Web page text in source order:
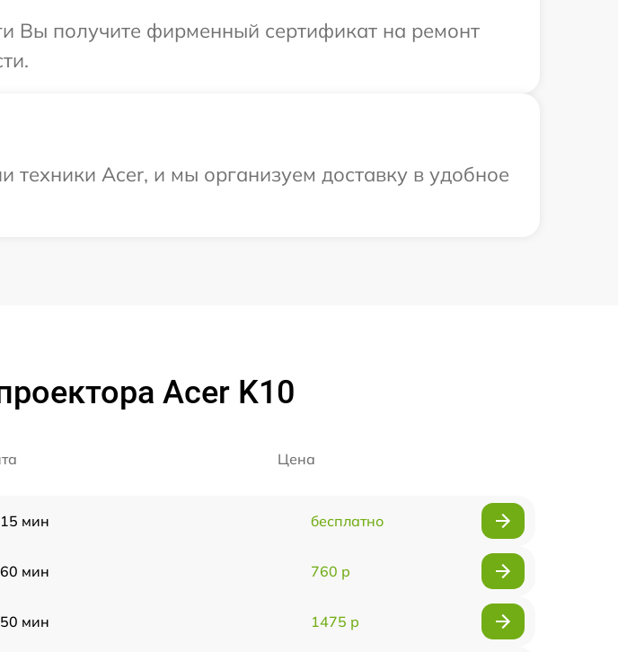
Вы получите фирменный сертификат на ремонт
Acer, и мы организуем доставку в удобное
Acer K10
Цена
мин бесплатно
мин 760 р
мин 1475 р